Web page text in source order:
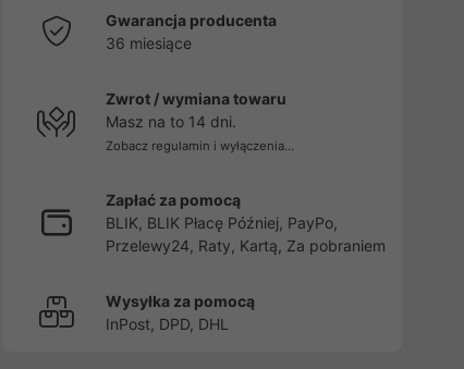
Gwarancja producenta
36 miesiące
Zwrot / wymiana towaru
Masz na to 14 dni.
Zobacz regulamin i wyłączenia...
Zapłać za pomocą
BLIK, BLIK Płacę Później, PayPo,
Przelewy24, Raty, Kartą, Za pobraniem
Wysyłka za pomocą
InPost, DPD, DHL